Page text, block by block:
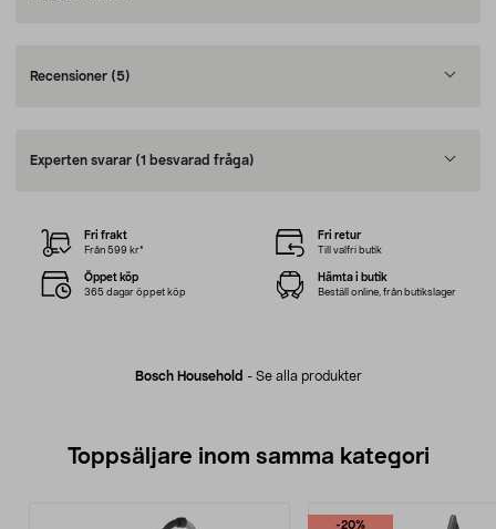
Recensioner (5)
Experten svarar (1 besvarad fråga)
Bosch Household - Se alla produkter
Fri frakt
Från 599 kr*
Fri retur
Till valfri butik
Öppet köp
365 dagar öppet köp
Hämta i butik
Beställ online, från butikslager
Toppsäljare inom samma kategori
-20%